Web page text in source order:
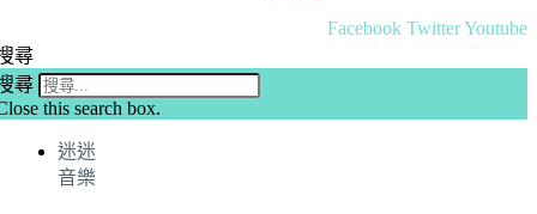
Facebook TwitterYoutube
尋
尋
this search box.
迷迷
音樂